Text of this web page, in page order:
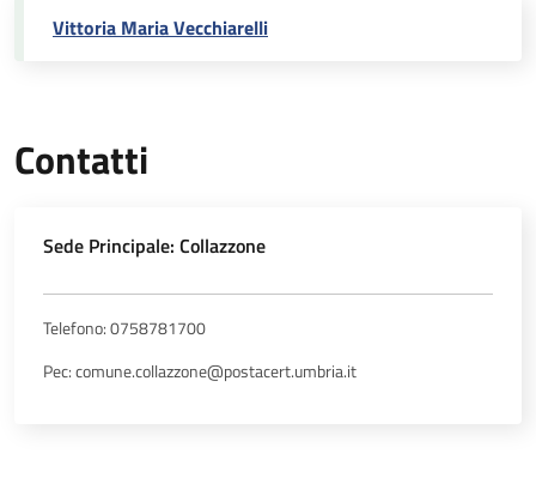
Vittoria Maria Vecchiarelli
Contatti
Sede Principale: Collazzone
Telefono: 0758781700
Pec: comune.collazzone@postacert.umbria.it